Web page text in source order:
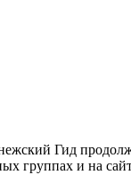
Гид
группах и на